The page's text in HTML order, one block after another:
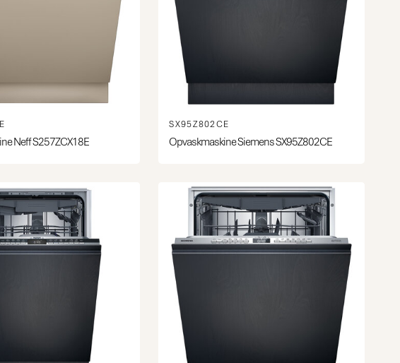
Neff S257ZCX18E
SX95Z802CE
Opvaskmaskine Siemens SX95Z802CE